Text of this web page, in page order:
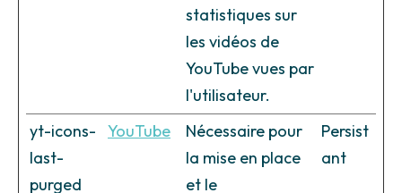
statistiques sur
les vidéos de
YouTube vues par
l'utilisateur.
yt-icons-
last-
purged
YouTube
Nécessaire pour
la mise en place
et le
Persist
ant